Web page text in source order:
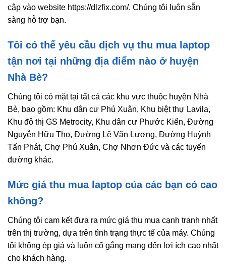
cập vào website https://dlzfix.com/. Chúng tôi luôn sẵn
sàng hỗ trợ bạn.
Tôi có thể yêu cầu dịch vụ thu mua laptop
tận nơi tại những địa điểm nào ở huyện
Nhà Bè?
Chúng tôi có mặt tại tất cả các khu vực thuộc huyện Nhà
Bè, bao gồm: Khu dân cư Phú Xuân, Khu biệt thự Lavila,
Khu đô thị GS Metrocity, Khu dân cư Phước Kiển, Đường
Nguyễn Hữu Thọ, Đường Lê Văn Lương, Đường Huỳnh
Tấn Phát, Chợ Phú Xuân, Chợ Nhơn Đức và các tuyến
đường khác.
Mức giá thu mua laptop của các bạn có cao
không?
Chúng tôi cam kết đưa ra mức giá thu mua cạnh tranh nhất
trên thị trường, dựa trên tình trạng thực tế của máy. Chúng
tôi không ép giá và luôn cố gắng mang đến lợi ích cao nhất
cho khách hàng.